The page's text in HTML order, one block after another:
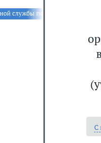
службы по надзору в
С